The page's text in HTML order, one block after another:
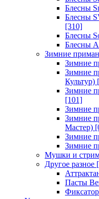
Блесны
Блесны
[310]
Блесны
Блесны
Зимние
Зимние
Зимние
Культур)
Зимние
[101]
Зимние
Зимние
Мастер)
Зимние
Зимние
Мушки и
Другое разное
Пасты